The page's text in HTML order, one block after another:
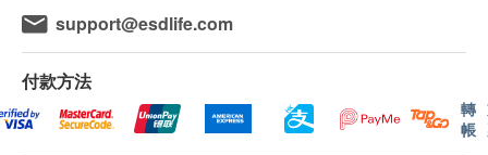
服用方法
開封後可直接食用，加熱後風味更佳
儲存方式
請存放產品於陰涼乾爽處，避免陽光直接照射
些偏遠區域或屈臣氏蒸餾水車輛難以到達之地方及
位於無升降機設施的樓層或相應的送貨路程。
不排除運送時間會因節日而有所影響。當八號烈風
訊號懸掛或黑色暴雨警告生效時，送貨服務時間將
support@esdlife.com
付款方法
轉
帳